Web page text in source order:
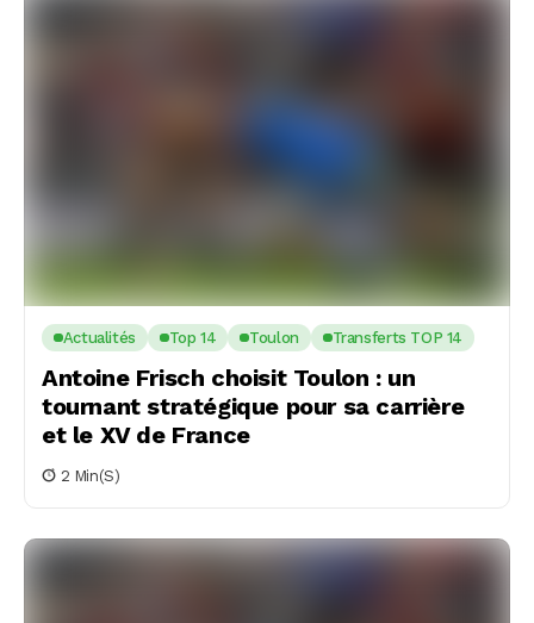
Actualités Top 14 Toulon Transferts TOP 14
Antoine Frisch choisit Toulon : un
tournant stratégique pour sa carrière
et le XV de France
2 Min(s)